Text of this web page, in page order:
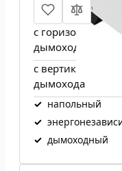
с
дымохода
с вертикальным
дымохода
✓ напольный
✓
✓ дымоходный